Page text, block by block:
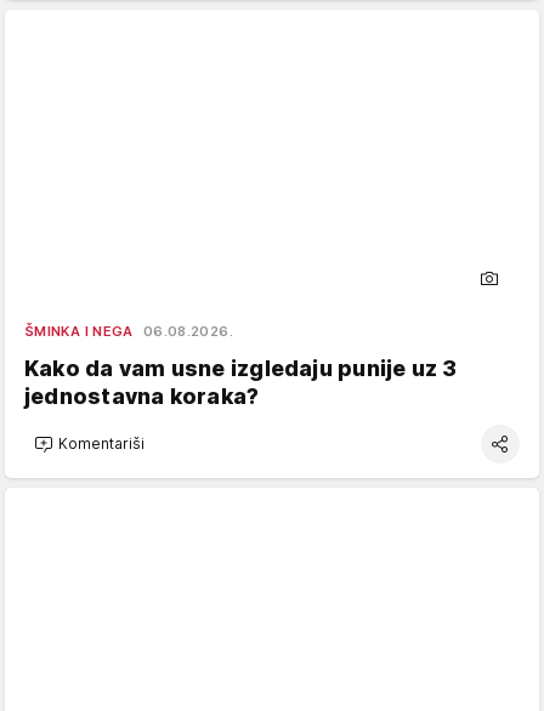
ŠMINKA I NEGA 06.08.2026.
Kako da vam usne izgledaju punije uz 3
jednostavna koraka?
Komentariši